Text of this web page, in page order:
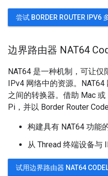
尝试 BORDER ROUTER IPV6
边界路由器 NAT64
NAT64 是一种机制，可让
IPv4 网络中的资源。
之间的转换器。借助 Mac
Pi，并以 Border Router
构建具有 NAT64 功能
从 Thread 终端设备与
试用边界路由器 NAT64